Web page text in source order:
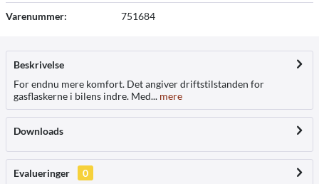
Varenummer: 751684
Beskrivelse
For endnu mere komfort. Det angiver driftstilstanden for
gasflaskerne i bilens indre. Med... mere
Downloads
Evalueringer
0